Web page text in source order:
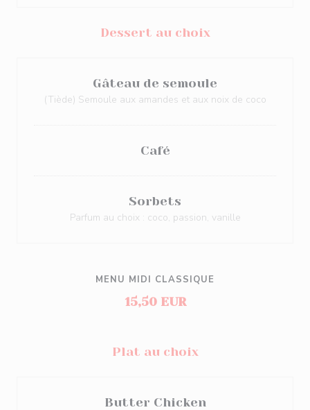
Dessert au choix
Gâteau de semoule
(Tiède) Semoule aux amandes et aux noix de coco
Café
Sorbets
Parfum au choix : coco, passion, vanille
MENU MIDI CLASSIQUE
15,50 EUR
Plat au choix
Butter Chicken